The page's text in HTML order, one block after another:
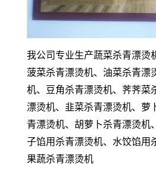
我公司专业生产蔬菜杀青漂烫
菠菜杀青漂烫机、油菜杀青漂
机、豆角杀青漂烫机、荠荠菜
漂烫机、韭菜杀青漂烫机、萝
青漂烫机、胡萝卜杀青漂烫机
子馅用杀青漂烫机、水饺馅用
果蔬杀青漂烫机